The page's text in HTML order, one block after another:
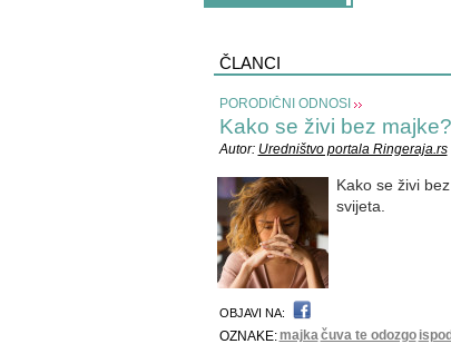
ČLANCI
PORODIČNI ODNOSI
Kako se živi bez
Autor: Uredništvo portala Ringeraja.rs
Kako se živi
svijeta.
OBJAVI NA:
OZNAKE: majkačuva te odozgo